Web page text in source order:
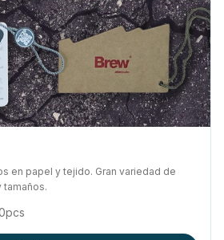
en papel y tejido. Gran variedad de
tamaños.